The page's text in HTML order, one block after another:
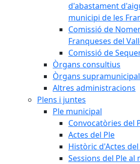
d'abastament
municipi de les
Comissió de
Franqueses del
Comissió de
Òrgans consultius
Òrgans
Altres administracions
Plens i juntes
Ple municipal
Convocatòries del
Actes del Ple
Històric d'Actes del
Sessions del Ple al